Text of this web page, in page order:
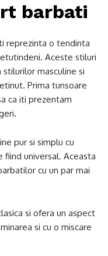
barbati
reprezinta o tendinta
Aceste stiluri
masculine si
Prima tunsoare
ca iti prezentam
pur si simplu cu
fiind universal. Aceasta
cu un par mai
si ofera un aspect
si cu o miscare